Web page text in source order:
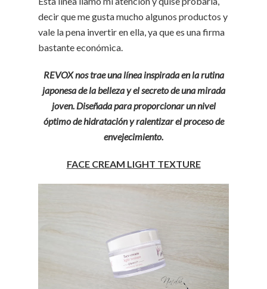
decir que me gusta mucho algunos productos y
vale la pena invertir en ella, ya que es una firma
bastante económica.
REVOX nos trae una línea inspirada en la rutina
japonesa de la belleza y el secreto de una mirada
joven. Diseñada para proporcionar un nivel
óptimo de hidratación y ralentizar el proceso de
envejecimiento.
FACE CREAM LIGHT TEXTURE